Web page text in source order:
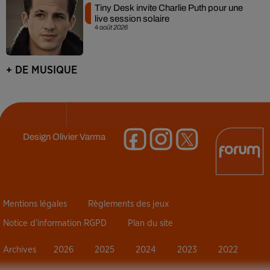
4 août 2026
Tiny Desk invite Charlie Puth pour une
live session solaire
+ DE MUSIQUE
DesignOlivier Varma
Mentions légales Règlements des jeux
Notice d’information RGPD Plan du site
Archives 2026 2025 2024 2023 2022